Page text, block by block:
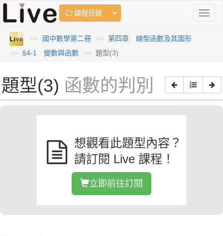
課程目錄 Toggle Dropdown
國中數學第二冊
第四章 線型函數及其圖形
§4-1 變數與函數
題型(3)
題型(3) 函數的判別
想觀看此題型內容？
請訂閱 Live 課程！
立即前往訂閱